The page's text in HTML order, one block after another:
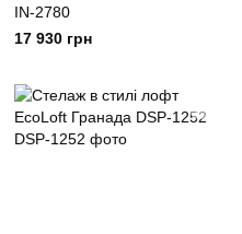
IN-2780
17 930 грн